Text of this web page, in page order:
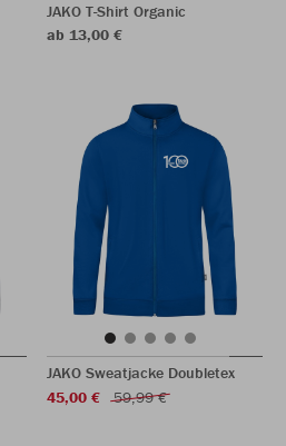
JAKO T-Shirt Organic
ab 13,00 €
JAKO Sweatjacke Doubletex
45,00 €
59,99 €